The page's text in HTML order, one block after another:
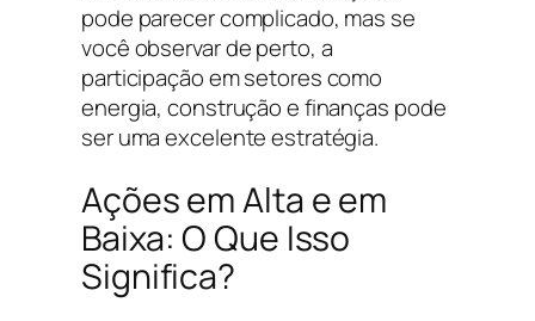
pode parecer complicado, mas se
você observar de perto, a
participação em setores como
energia, construção e finanças pode
ser uma excelente estratégia.
Ações em Alta e em
Baixa: O Que Isso
Significa?